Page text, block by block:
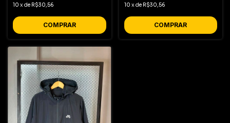
10 xde R$30,56
COMPRAR
10 xde R$30,56
COMPRAR